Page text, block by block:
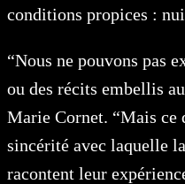
conditions propices :
“Nous ne pouvons pas
ou des récits embellis
Marie Cornet. “Mais ce
sincérité avec laquelle
racontent leur